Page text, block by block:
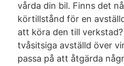
vårda din bil. Finns det
körtillstånd för en
att köra den till
tvåsitsiga avställd över
passa på att åtgärda